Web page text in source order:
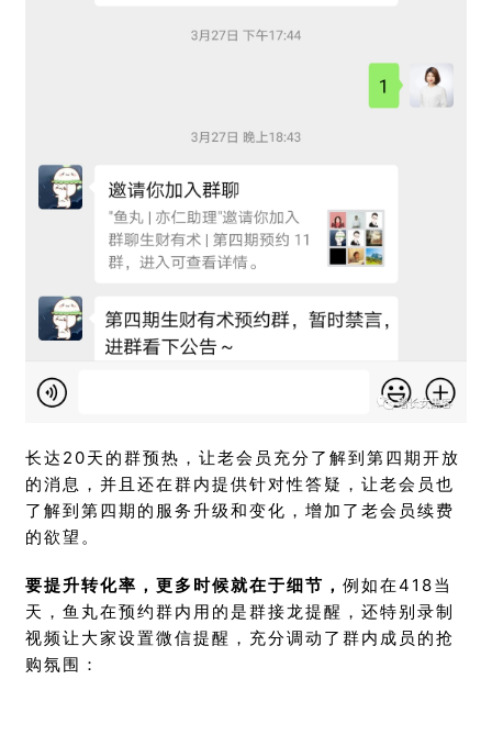
长达20天的群预热，让老会员充分了解到第四期开放
的消息，并且还在群内提供针对性答疑，让老会员也
了解到第四期的服务升级和变化，增加了老会员续费
的欲望。
要提升转化率，更多时候就在于细节， 例如在418当
天，鱼丸在预约群内用的是群接龙提醒，还特别录制
视频让大家设置微信提醒，充分调动了群内成员的抢
购氛围：